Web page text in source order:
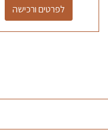
לפרטים ורכישה